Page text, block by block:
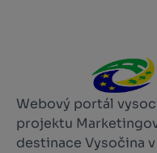
Webový portál
projektu
destinace Vysočina